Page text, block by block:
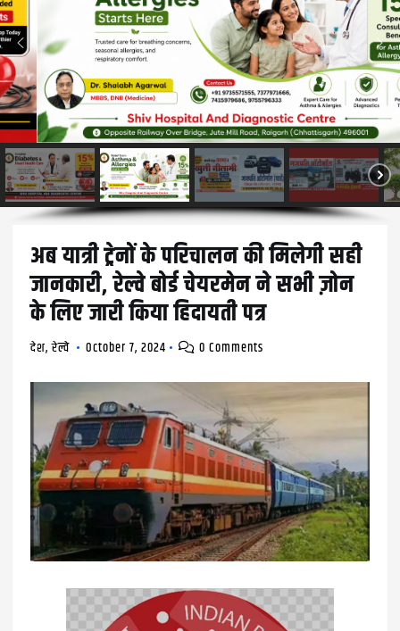
अब यात्री ट्रेनों के परिचालन की मिलेगी सही
जानकारी, रेल्वे बोर्ड चेयरमेन ने सभी ज़ोन
के लिए जारी किया हिदायती पत्र
देश,रेल्वे October 7, 2024 0 Comments